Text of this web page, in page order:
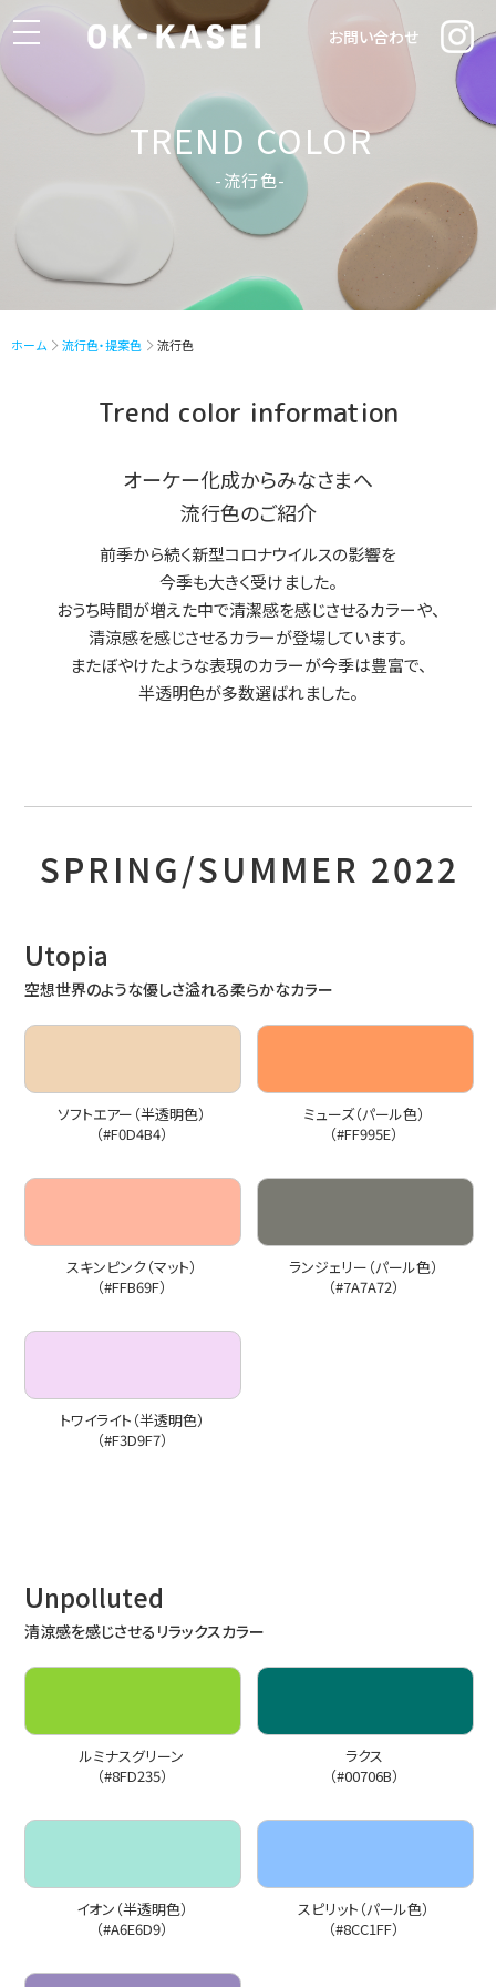
toggle
navigation
お問い合わせ
TREND COLOR
-流行色-
ホーム 流行色・提案色 流行色
Trend color information
オーケー化成からみなさまへ
流行色のご紹介
前季から続く新型コロナウイルスの影響を
今季も大きく受けました。
おうち時間が増えた中で清潔感を感じさせるカラーや、
清涼感を感じさせるカラーが登場しています。
またぼやけたような表現のカラーが今季は豊富で、
半透明色が多数選ばれました。
SPRING/SUMMER 2022
Utopia
空想世界のような優しさ溢れる柔らかなカラー
ソフトエアー（半透明色）
（#F0D4B4）
ミューズ（パール色）
（#FF995E）
スキンピンク（マット）
（#FFB69F）
ランジェリー（パール色）
（#7A7A72）
トワイライト（半透明色）
（#F3D9F7）
Unpolluted
清涼感を感じさせるリラックスカラー
ルミナスグリーン
（#8FD235）
ラクス
（#00706B）
イオン（半透明色）
（#A6E6D9）
スピリット（パール色）
（#8CC1FF）